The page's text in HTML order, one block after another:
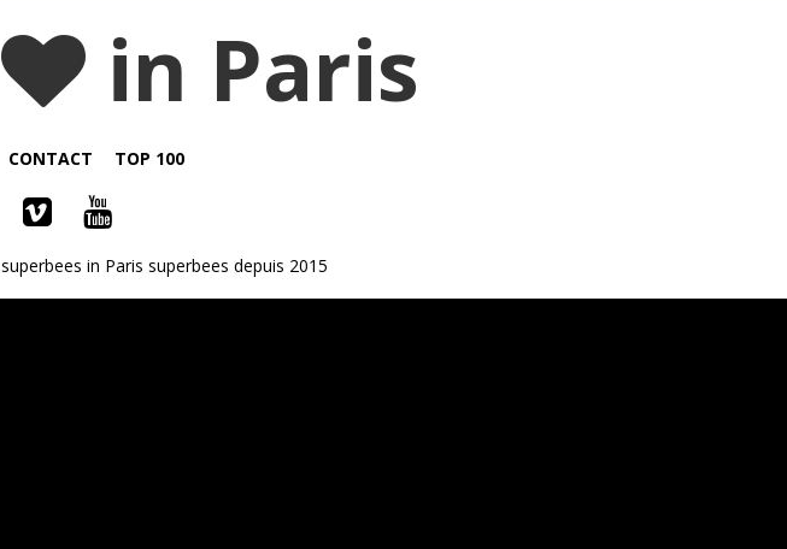
in Paris
CONTACT TOP 100
superbees in Paris superbees depuis 2015